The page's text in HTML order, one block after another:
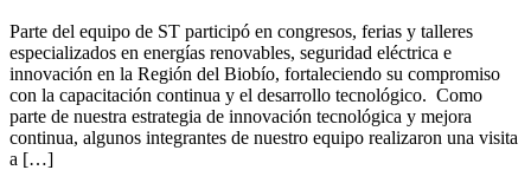
Parte del equipo de ST participó en congresos, ferias y talleres
especializados en energías renovables, seguridad eléctrica e
innovación en la Región del Biobío, fortaleciendo su compromiso
con la capacitación continua y el desarrollo tecnológico. Como
parte de nuestra estrategia de innovación tecnológica y mejora
continua, algunos integrantes de nuestro equipo realizaron una visita
a […]